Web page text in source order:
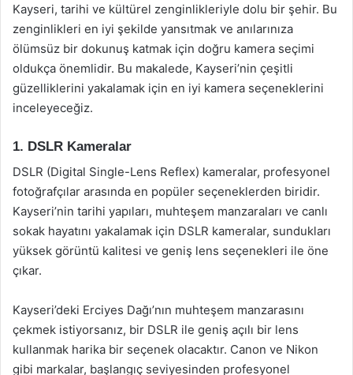
Kayseri, tarihi ve kültürel zenginlikleriyle dolu bir şehir. Bu
zenginlikleri en iyi şekilde yansıtmak ve anılarınıza
ölümsüz bir dokunuş katmak için doğru kamera seçimi
oldukça önemlidir. Bu makalede, Kayseri’nin çeşitli
güzelliklerini yakalamak için en iyi kamera seçeneklerini
inceleyeceğiz.
1. DSLR Kameralar
DSLR (Digital Single-Lens Reflex) kameralar, profesyonel
fotoğrafçılar arasında en popüler seçeneklerden biridir.
Kayseri’nin tarihi yapıları, muhteşem manzaraları ve canlı
sokak hayatını yakalamak için DSLR kameralar, sundukları
yüksek görüntü kalitesi ve geniş lens seçenekleri ile öne
çıkar.
Kayseri’deki Erciyes Dağı’nın muhteşem manzarasını
çekmek istiyorsanız, bir DSLR ile geniş açılı bir lens
kullanmak harika bir seçenek olacaktır. Canon ve Nikon
gibi markalar, başlangıç seviyesinden profesyonel